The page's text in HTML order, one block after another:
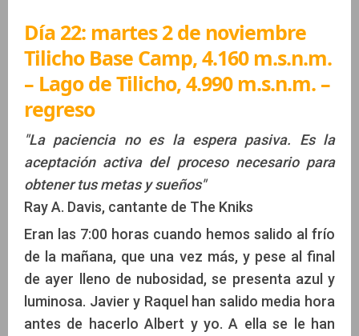
Día 22: martes 2 de noviembre
Tilicho Base Camp, 4.160 m.s.n.m.
– Lago de Tilicho, 4.990 m.s.n.m. –
regreso
"La paciencia no es la espera pasiva. Es la
aceptación activa del proceso necesario para
obtener tus metas y sueños"
Ray A. Davis, cantante de The Kniks
Eran las 7:00 horas cuando hemos salido al frío
de la mañana, que una vez más, y pese al final
de ayer lleno de nubosidad, se presenta azul y
luminosa. Javier y Raquel han salido media hora
antes de hacerlo Albert y yo. A ella se le han